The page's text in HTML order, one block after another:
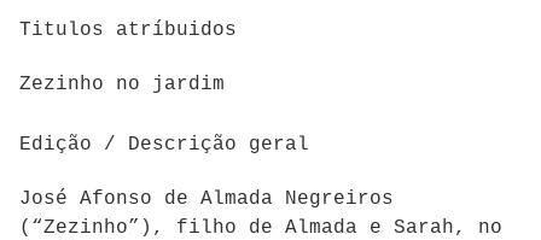
Titulos atríbuidos
Zezinho no jardim
Edição / Descrição geral
José Afonso de Almada Negreiros
(“Zezinho”), filho de Almada e Sarah, no